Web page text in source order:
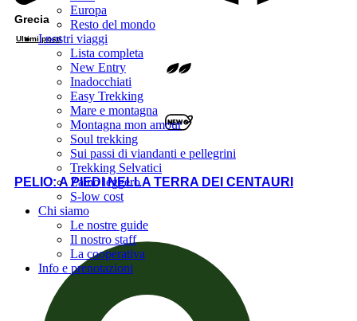
Europa
Resto del mondo
I nostri viaggi
Lista completa
New Entry
Inadocchiati
Easy Trekking
Mare e montagna
Montagna mon amour
Soul trekking
Sui passi di viandanti e pellegrini
Trekking Selvatici
Zaino leggero
S-low cost
Chi siamo
Le nostre guide
Il nostro staff
La cooperativa
Info e prenotazioni
Grecia
Ultimi posti
PELIO: A PIEDI NELLA TERRA DEI CENTAURI